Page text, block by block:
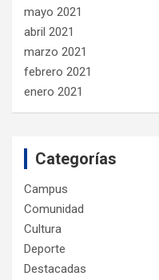
mayo 2021
abril 2021
marzo 2021
febrero 2021
enero 2021
Categorías
Campus
Comunidad
Cultura
Deporte
Destacadas